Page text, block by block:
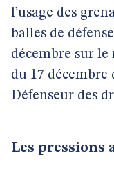
l’usage des
balles de
décembre sur
du 17 décembre
Défenseur des
Les pressions